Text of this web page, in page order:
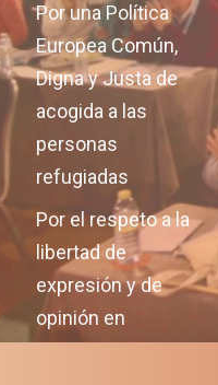
Por una Política
Europea Común,
Digna y Justa de
acogida a las
personas
refugiadas
Por el respeto a la
libertad de
expresión y de
opinión en